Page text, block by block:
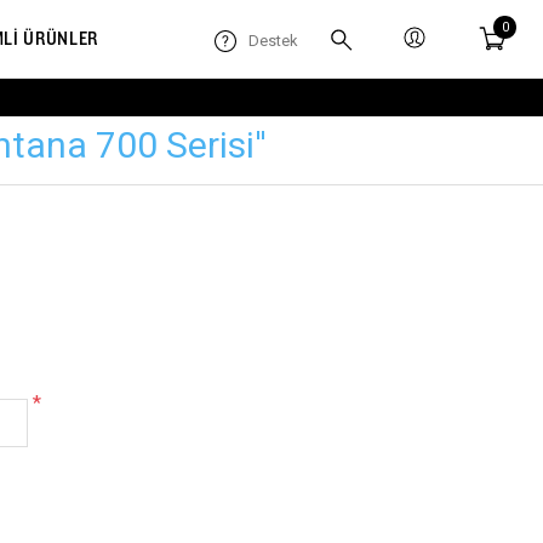
ÜRÜNLER Destek
0
700 Serisi
*